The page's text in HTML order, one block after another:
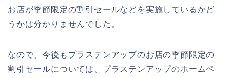
お店が季節限定の割引セールなどを実施しているかど
うかは分かりませんでした。
なので、今後もプラステンアップのお店の季節限定の
割引セールについては、プラステンアップのホームペ